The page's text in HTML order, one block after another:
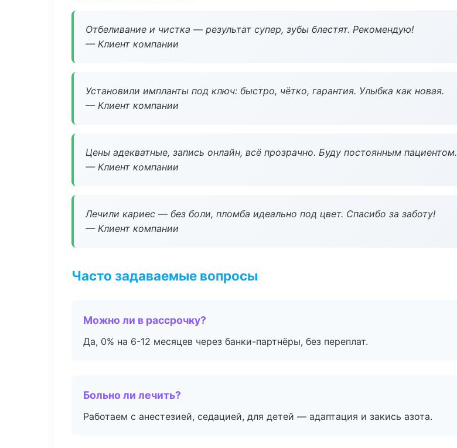
Отбеливание и чистка — результат супер, зубы блестят. Рекомендую!
— Клиент компании
Установили импланты под ключ: быстро, чётко, гарантия. Улыбка как новая.
— Клиент компании
Цены адекватные, запись онлайн, всё прозрачно. Буду постоянным пациентом.
— Клиент компании
Лечили кариес — без боли, пломба идеально под цвет. Спасибо за заботу!
— Клиент компании
Часто задаваемые вопросы
Можно ли в рассрочку?
Да, 0% на 6-12 месяцев через банки-партнёры, без переплат.
Больно ли лечить?
Работаем с анестезией, седацией, для детей — адаптация и закись азота.